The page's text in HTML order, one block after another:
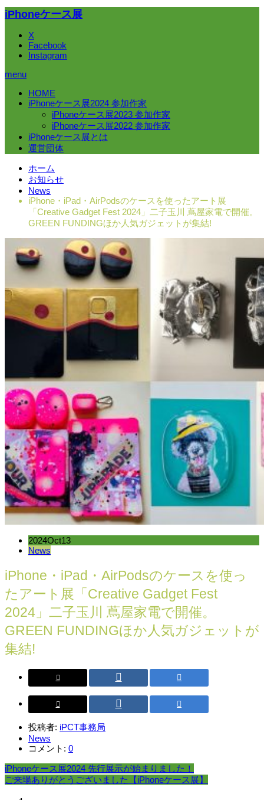
iPhoneケース展
X
Facebook
Instagram
menu
HOME
iPhoneケース展2024 参加作家
iPhoneケース展2023 参加作家
iPhoneケース展2022 参加作家
iPhoneケース展とは
運営団体
ホーム
お知らせ
News
iPhone・iPad・AirPodsのケースを使ったアート展
「Creative Gadget Fest 2024」二子玉川 蔦屋家電で開催。
GREEN FUNDINGほか人気ガジェットが集結!
2024Oct13
News
iPhone・iPad・AirPodsのケースを使っ
たアート展「Creative Gadget Fest
2024」二子玉川 蔦屋家電で開催。
GREEN FUNDINGほか人気ガジェットが
集結!
投稿者: iPCT事務局
News
コメント: 0
iPhoneケース展2024 先行展示が始まりました！
ご来場ありがとうございました【iPhoneケース展】